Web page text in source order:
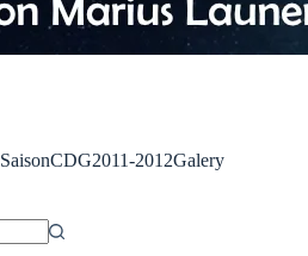
SaisonCDG2011-2012Galery